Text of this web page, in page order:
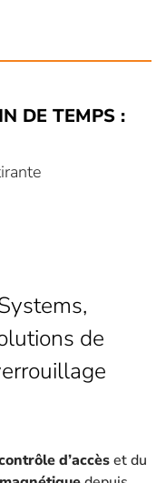
DE TEMPS :
de
d’accèset du